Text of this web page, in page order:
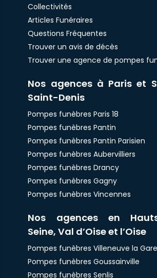
Collectivités
Articles Funéraires
Questions Fréquentes
Trouver un avis de décès
Trouver une agence de pompes
Nos agences à Paris et
Saint-Denis
Pompes funèbres Paris 18
Pompes funèbres Pantin
Pompes funèbres Pantin Parisien
Pompes funèbres Aubervilliers
Pompes funèbres Drancy
Pompes funèbres Gagny
Pompes funèbres Vincennes
Nos agences en
Seine, Val d’Oise et l’Oise
Pompes funèbres Villeneuve la
Pompes funèbres Goussainville
Pompes funèbres Senlis